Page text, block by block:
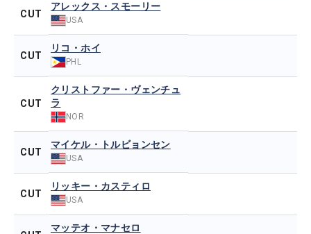
CUT
アレックス・スモーリー
USA
CUT
リコ・ホイ
PHL
CUT
クリストファー・ヴェンチュ
ラ
NOR
CUT
マイケル・トルビョンセン
USA
CUT
リッキー・カスティロ
USA
マッテオ・マナセロ